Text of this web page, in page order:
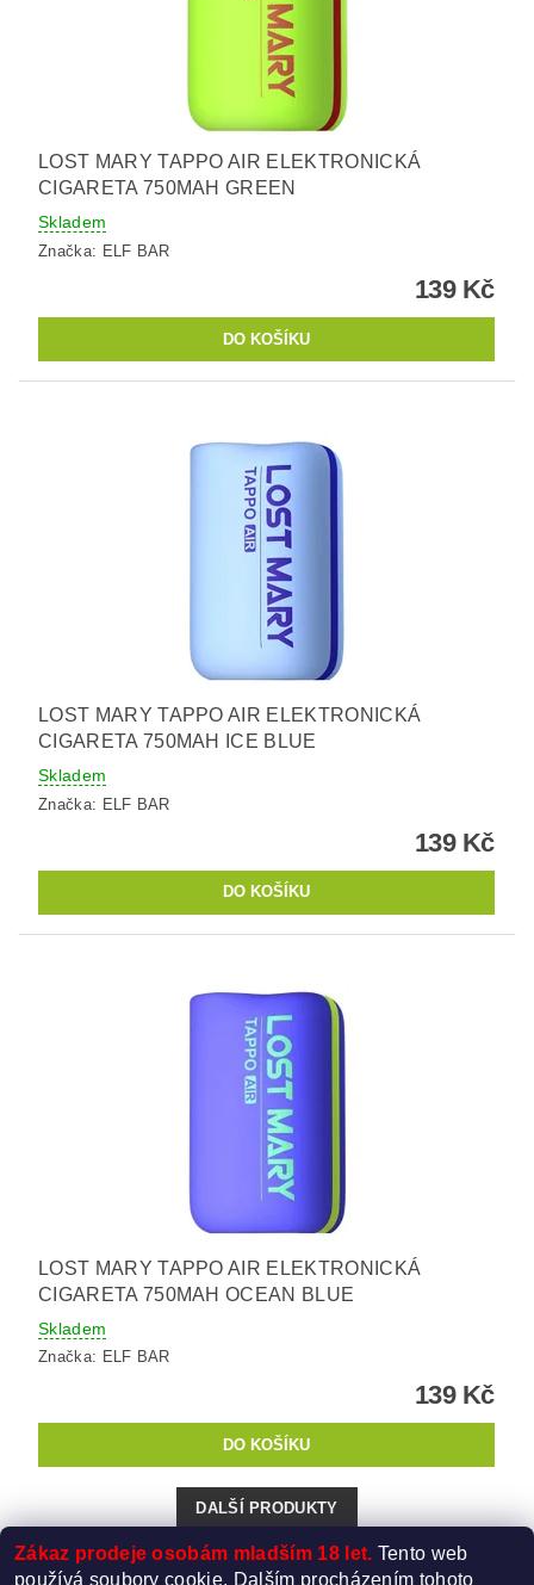
LOST MARY TAPPO AIR ELEKTRONICKÁ
CIGARETA 750MAH GREEN
Skladem
Značka: ELF BAR
139 Kč
LOST MARY TAPPO AIR ELEKTRONICKÁ
CIGARETA 750MAH ICE BLUE
Skladem
Značka: ELF BAR
139 Kč
LOST MARY TAPPO AIR ELEKTRONICKÁ
CIGARETA 750MAH OCEAN BLUE
Skladem
Značka: ELF BAR
139 Kč
DALŠÍ PRODUKTY
1 ... 11
Zákaz prodeje osobám mladším 18 let. Tento web
používá soubory cookie. Dalším procházením tohoto